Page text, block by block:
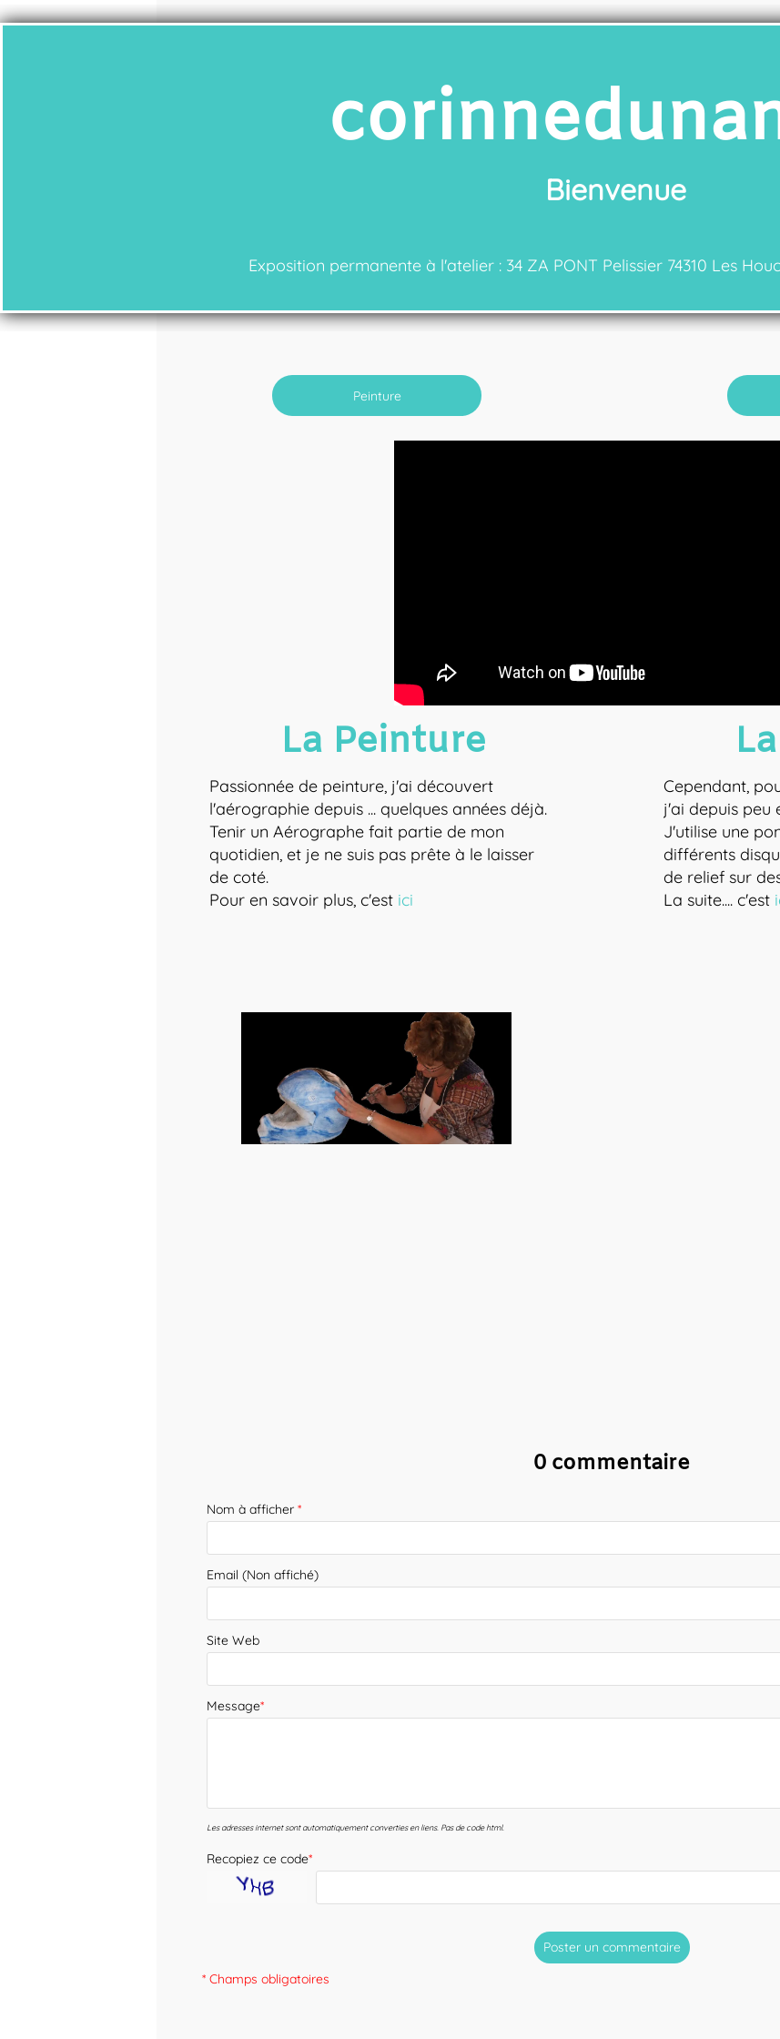
Peinture
Bienvenue
Exposition permanente à l'atelier : 34 ZA PONT Pelissier 74310 Les
La Peinture
Passionnée de peinture, j'ai découvert
l'aérographie depuis ... quelques années déjà.
Tenir un Aérographe fait partie de mon
quotidien, et je ne suis pas prête à le laisser
de coté.
Pour en savoir plus, c'est ici
Cependant,
j'ai depuis peu
J'utilise une
différents
de relief sur
La suite.... c'est
0 commentaire
Nom à afficher *
Email (Non affiché)
Site Web
Message*
Les adresses internet sont automatiquement converties en liens. Pas de code html.
Recopiez ce code*
* Champs obligatoires